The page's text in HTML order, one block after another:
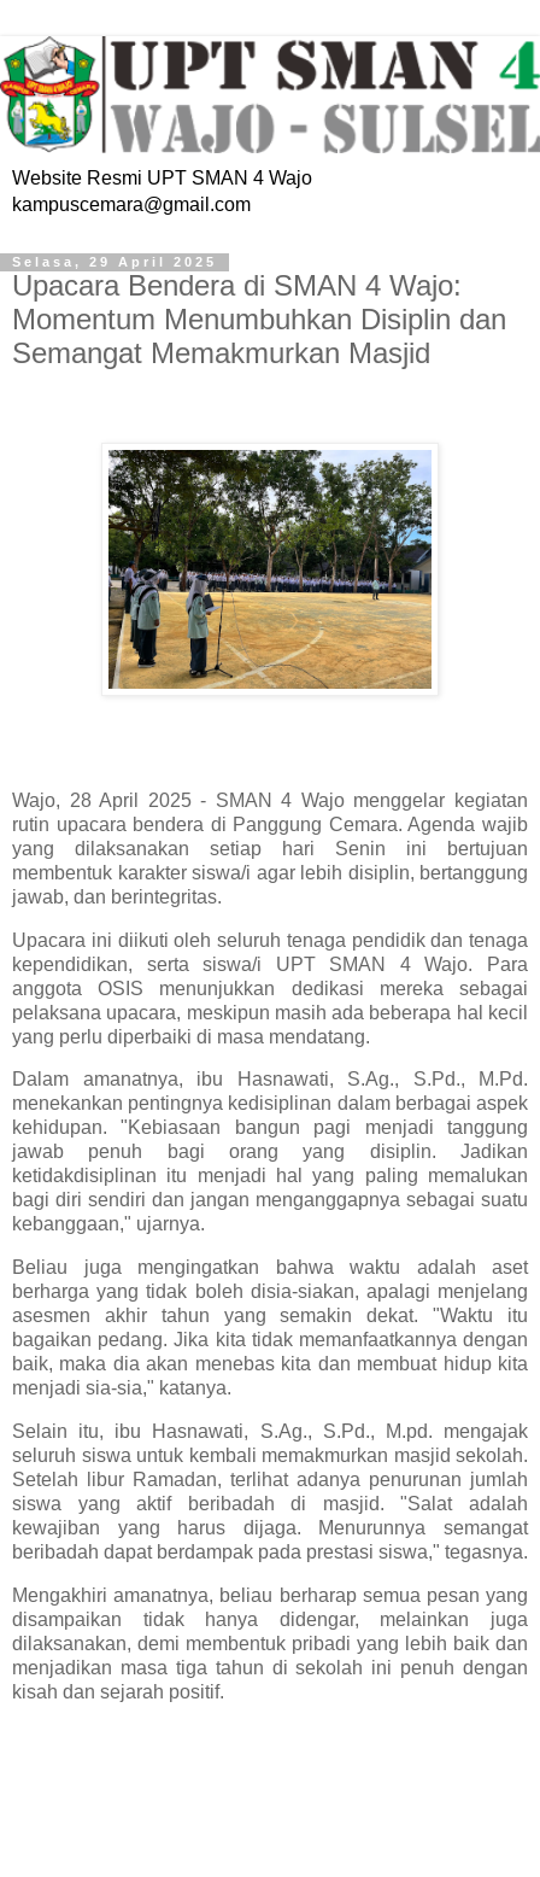
Website Resmi UPT SMAN 4 Wajo
kampuscemara@gmail.com
Selasa, 29 April 2025
Upacara Bendera di SMAN 4 Wajo:
Momentum Menumbuhkan Disiplin dan
Semangat Memakmurkan Masjid
Wajo, 28 April 2025 - SMAN 4 Wajo menggelar kegiatan
rutin upacara bendera di Panggung Cemara. Agenda wajib
yang dilaksanakan setiap hari Senin ini bertujuan
membentuk karakter siswa/i agar lebih disiplin, bertanggung
jawab, dan berintegritas.
Upacara ini diikuti oleh seluruh tenaga pendidik dan tenaga
kependidikan, serta siswa/i UPT SMAN 4 Wajo. Para
anggota OSIS menunjukkan dedikasi mereka sebagai
pelaksana upacara, meskipun masih ada beberapa hal kecil
yang perlu diperbaiki di masa mendatang.
Dalam amanatnya, ibu Hasnawati, S.Ag., S.Pd., M.Pd.
menekankan pentingnya kedisiplinan dalam berbagai aspek
kehidupan. "Kebiasaan bangun pagi menjadi tanggung
jawab penuh bagi orang yang disiplin. Jadikan
ketidakdisiplinan itu menjadi hal yang paling memalukan
bagi diri sendiri dan jangan menganggapnya sebagai suatu
kebanggaan," ujarnya.
Beliau juga mengingatkan bahwa waktu adalah aset
berharga yang tidak boleh disia-siakan, apalagi menjelang
asesmen akhir tahun yang semakin dekat. "Waktu itu
bagaikan pedang. Jika kita tidak memanfaatkannya dengan
baik, maka dia akan menebas kita dan membuat hidup kita
menjadi sia-sia," katanya.
Selain itu, ibu Hasnawati, S.Ag., S.Pd., M.pd. mengajak
seluruh siswa untuk kembali memakmurkan masjid sekolah.
Setelah libur Ramadan, terlihat adanya penurunan jumlah
siswa yang aktif beribadah di masjid. "Salat adalah
kewajiban yang harus dijaga. Menurunnya semangat
beribadah dapat berdampak pada prestasi siswa," tegasnya.
Mengakhiri amanatnya, beliau berharap semua pesan yang
disampaikan tidak hanya didengar, melainkan juga
dilaksanakan, demi membentuk pribadi yang lebih baik dan
menjadikan masa tiga tahun di sekolah ini penuh dengan
kisah dan sejarah positif.